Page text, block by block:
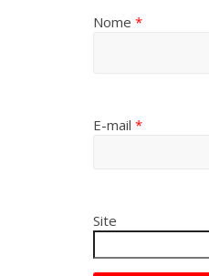
Nome *
E-mail *
Site